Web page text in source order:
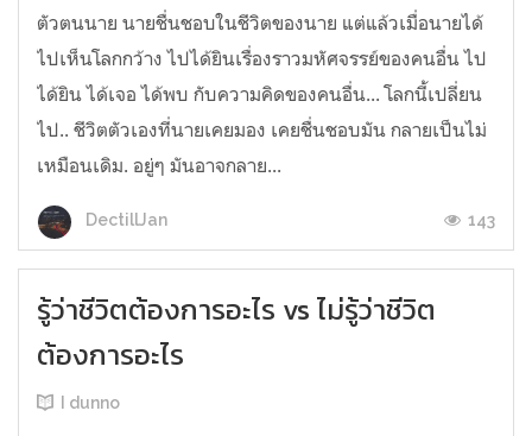
ตัวตนนาย นายชื่นชอบในชีวิตของนาย แต่แล้วเมื่อนายได้
ไปเห็นโลกกว้าง ไปได้ยินเรื่องราวมหัศจรรย์ของคนอื่น ไป
ได้ยิน ได้เจอ ได้พบ กับความคิดของคนอื่น... โลกนี้เปลี่ยน
ไป.. ชีวิตตัวเองที่นายเคยมอง เคยชื่นชอบมัน กลายเป็นไม่
เหมือนเดิม. อยู่ๆ มันอาจกลาย...
DectillJan 143
รู้ว่าชีวิตต้องการอะไร vs ไม่รู้ว่าชีวิต
ต้องการอะไร
I dunno